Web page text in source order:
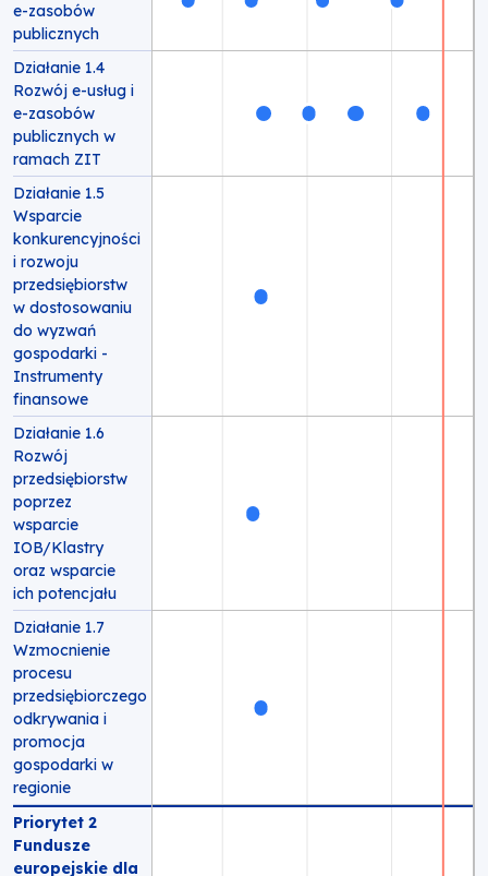
e-zasobów
publicznych
Działanie 1.4
Rozwój e-usług i
e-zasobów
publicznych w
ramach ZIT
Działanie 1.5
Wsparcie
konkurencyjności
i rozwoju
przedsiębiorstw
w dostosowaniu
do wyzwań
gospodarki -
Instrumenty
finansowe
Działanie 1.6
Rozwój
przedsiębiorstw
poprzez
wsparcie
IOB/Klastry
oraz wsparcie
ich potencjału
Działanie 1.7
Wzmocnienie
procesu
przedsiębiorczego
odkrywania i
promocja
gospodarki w
regionie
Priorytet 2
Fundusze
europejskie dla